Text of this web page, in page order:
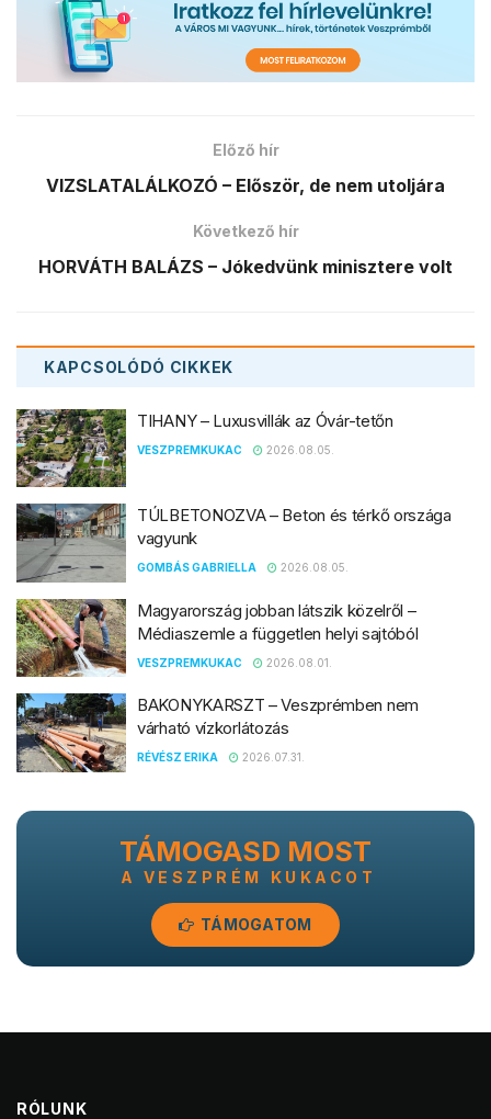
Előző hír
VIZSLATALÁLKOZÓ – Először, de nem utoljára
Következő hír
HORVÁTH BALÁZS – Jókedvünk minisztere volt
KAPCSOLÓDÓ CIKKEK
TIHANY – Luxusvillák az Óvár-tetőn
VESZPREMKUKAC 2026.08.05.
TÚLBETONOZVA – Beton és térkő országa
vagyunk
GOMBÁS GABRIELLA 2026.08.05.
Magyarország jobban látszik közelről –
Médiaszemle a független helyi sajtóból
VESZPREMKUKAC 2026.08.01.
BAKONYKARSZT – Veszprémben nem
várható vízkorlátozás
RÉVÉSZ ERIKA 2026.07.31.
TÁMOGASD MOST
A VESZPRÉM KUKACOT
TÁMOGATOM
RÓLUNK